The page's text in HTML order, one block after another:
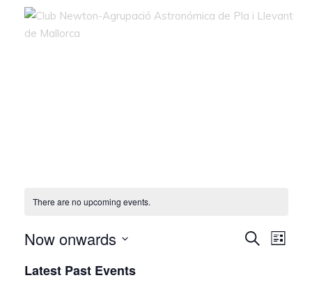
There are no upcoming events.
Search
List
Now onwards
date.
Latest Past Events